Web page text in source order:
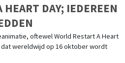
HEART DAY; IEDEREEN
oftewel World Restart A Heart
wereldwijd op 16 oktober wordt